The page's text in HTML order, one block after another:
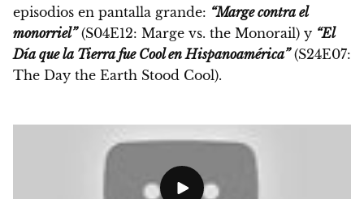
episodios en pantalla grande: “Marge contra el
monorriel”(S04E12: Marge vs. the Monorail) y “El
Día que la Tierra fue Cool en Hispanoamérica”(S24E07:
The Day the Earth Stood Cool).